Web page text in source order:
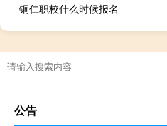
铜仁职校什么时候报名
公告